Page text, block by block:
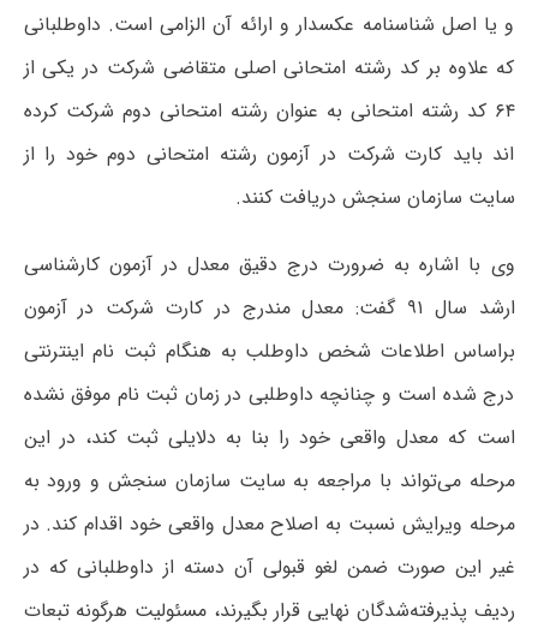
و یا اصل شناسنامه عکسدار و ارائه آن الزامی است. داوطلبانی
که علاوه بر کد رشته امتحانی اصلی متقاضی شرکت در یکی از
۶۴ کد رشته امتحانی به عنوان رشته امتحانی دوم شرکت کرده
اند باید کارت شرکت در آزمون رشته امتحانی دوم خود را از
سایت سازمان سنجش دریافت کنند.
وی با اشاره به ضرورت درج دقیق معدل در آزمون کارشناسی
ارشد سال ۹۱ گفت: معدل مندرج در کارت شرکت در آزمون
براساس اطلاعات شخص داوطلب به هنگام ثبت نام اینترنتی
درج شده ‌است و چنانچه داوطلبی در زمان ثبت نام موفق نشده
است که معدل واقعی خود را بنا به دلایلی ثبت کند، در این
مرحله می‌تواند با مراجعه به سایت سازمان سنجش و ورود به
مرحله ویرایش نسبت به اصلاح معدل واقعی خود اقدام کند. در
غیر این صورت ضمن لغو قبولی آن دسته از داوطلبانی که در
ردیف پذیرفته‌شدگان نهایی قرار بگیرند، مسئولیت هرگونه تبعات